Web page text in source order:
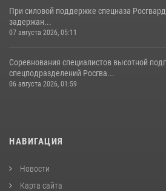
При силовой поддержке спецназа
задержан...
07 августа 2026, 05:11
Соревнования специалистов высотной
спецподразделений Росгва...
06 августа 2026, 01:59
НАВИГАЦИЯ
Новости
Карта сайта